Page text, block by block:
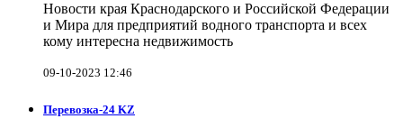
Новости края Краснодарского и Российской Федерации
и Мира для предприятий водного транспорта и всех
кому интересна недвижимость
09-10-2023 12:46
Перевозка-24 KZ